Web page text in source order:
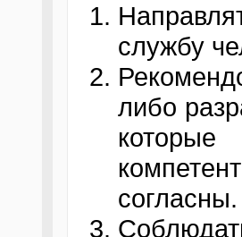
службу
либо
согласны.